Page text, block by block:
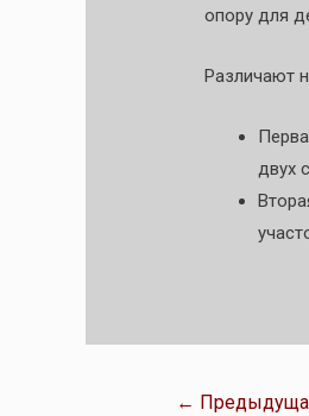
опору для
Различают
двух
←